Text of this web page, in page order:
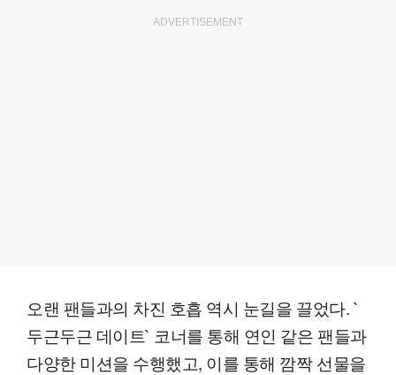
ADVERTISEMENT
오랜 팬들과의 차진 호흡 역시 눈길을 끌었다. `
두근두근 데이트` 코너를 통해 연인 같은 팬들과
다양한 미션을 수행했고, 이를 통해 깜짝 선물을